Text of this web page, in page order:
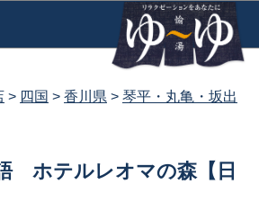
四国 香川県 琴平・丸亀・坂出
ホテルレオマの森【日